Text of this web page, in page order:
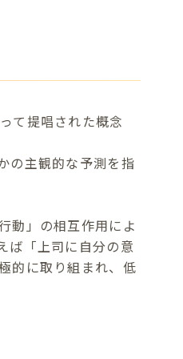
て提唱された概念
の主観的な予測を指
動」の相互作用によ
ば「上司に自分の意
的に取り組まれ、低